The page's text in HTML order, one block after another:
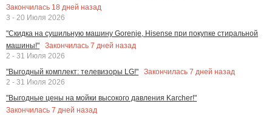
Закончилась 18 дней назад
3 - 20 Июля 2026
"Скидка на сушильную машину Gorenje, Hisense при покупке стиральной
машины!"
Закончилась 7 дней назад
2 - 31 Июля 2026
"Выгодный комплект: телевизоры LG!"
Закончилась 7 дней назад
2 - 31 Июля 2026
"Выгодные цены на мойки высокого давления Karcher!"
Закончилась 7 дней назад